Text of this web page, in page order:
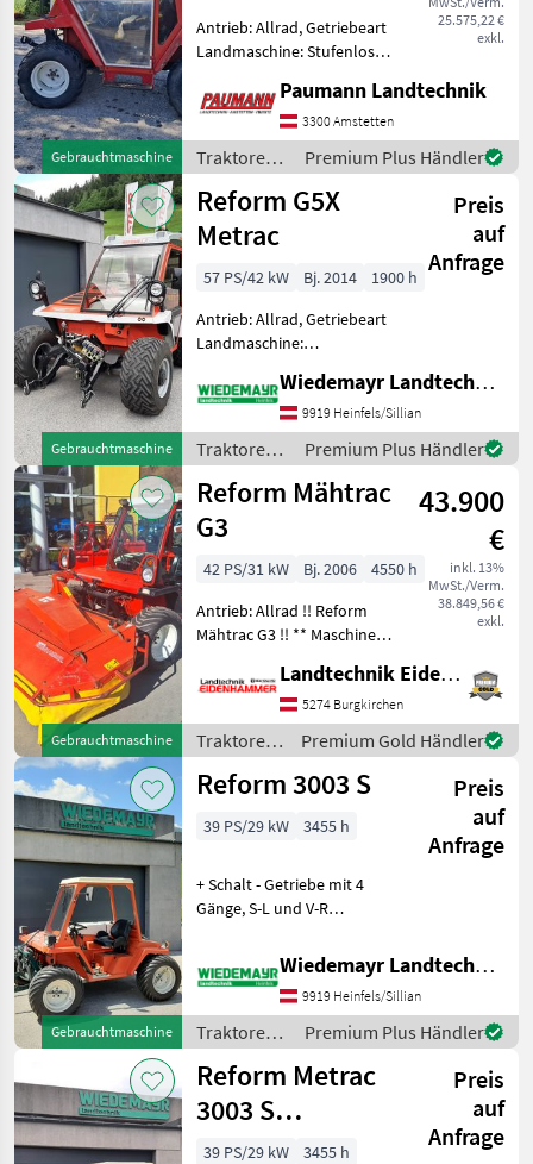
Gebrauchtmaschine
25.575,22 €
exkl.
Antrieb: Allrad, Getriebeart
Landmaschine: Stufenloses
Zapfwellendrehzahl: 540,
Fronthydraulik,
Frontzapfwelle -
Hydrostatischer
Fahrantrieb
Paumann Landtechnik
3300 Amstetten
Traktoren /
Reform
Premium Plus Händler
Gebrauchtmaschine
Reform G5X
Metrac
Preis
auf
Anfrage
57 PS/42 kW Bj. 2014
1900 h
Antrieb: Allrad, Getriebeart
Landmaschine:
Zapfwellendrehzahl: 540,
Höchstgeschwindigkeit in
km/h: 40 km/h,
Kreuzsteuerhebel:
elektrisch, Fronthydraulik,
F
Wiedemayr Landtechnik GmbH
9919 Heinfels/Sillian
Traktoren /
Reform
Premium Plus Händler
Gebrauchtmaschine
Reform Mähtrac
G3
43.900
€
inkl. 13%
MwSt./Verm.
38.849,56 €
exkl.
42 PS/31 kW Bj. 2006
4550 h
Antrieb: Allrad !! Reform
Mähtrac G3 !! ** Maschine in
in serienmäßiger
Ausführung - Front &
Heckhubwerk -
Anhängevorrichtung - Dopp
Landtechnik Eidenhammer GmbH
5274 Burgkirchen
Traktoren
/ Reform
Premium Gold Händler
Gebrauchtmaschine
Reform 3003 S
Preis
auf
Anfrage
39 PS/29 kW 3455 h
+ Schalt - Getriebe mit 4
Gänge, S-L und V-R
Fahrerschutzrahmen mit
Dach und Frontscheibe +
Bereifung 29x12, 50-15 +
Allradlenku
Wiedemayr Landtechnik GmbH
9919 Heinfels/Sillian
Traktoren /
Reform
Premium Plus Händler
Reform Metrac
3003 S
Komplettpaket
Preis
auf
Anfrage
39 PS/29 kW
3455 h